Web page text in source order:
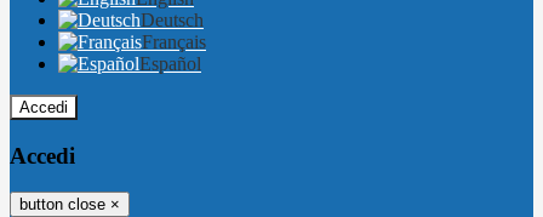
Deutsch
Français
Español
Accedi
Accedi
button close ×